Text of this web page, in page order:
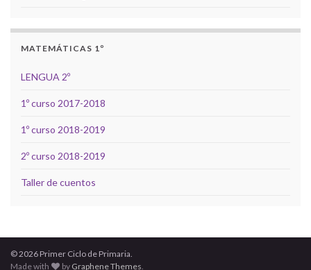
MATEMÁTICAS 1º
LENGUA 2º
1º curso 2017-2018
1º curso 2018-2019
2º curso 2018-2019
Taller de cuentos
© 2026 Primer Ciclo de Primaria.
Made with
by Graphene Themes.